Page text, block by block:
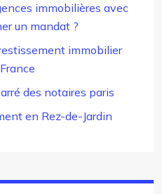
immobilières avec
un mandat ?
immobilier
des notaires paris
en Rez-de-Jardin